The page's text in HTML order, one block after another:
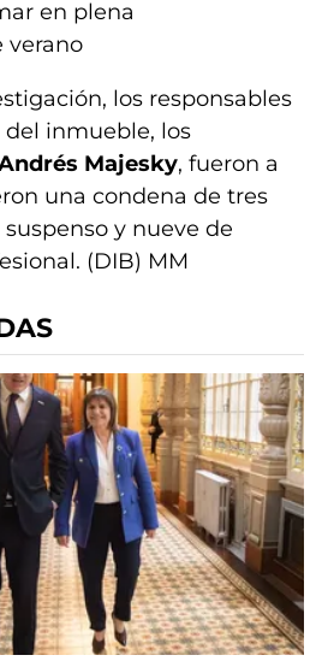
en plena
verano
los responsables
inmueble, los
Majesky, fueron a
una condena de tres
y nueve de
(DIB) MM